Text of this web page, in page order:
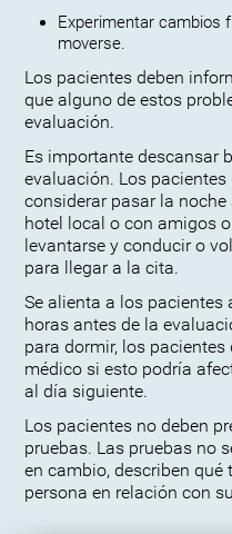
Experimentar cambios
moverse.
Los pacientes deben
que alguno de estos
evaluación.
Es importante descansar
evaluación. Los
considerar pasar la
hotel local o con amigos
levantarse y conducir o
para llegar a la cita.
Se alienta a los
horas antes de la
para dormir, los
médico si esto podría
al día siguiente.
Los pacientes no deben
pruebas. Las pruebas no
en cambio, describen qué
persona en relación con